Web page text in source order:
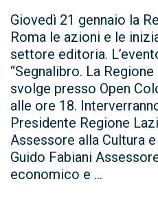
Giovedì 21 gennaio la
Roma le azioni e le
settore editoria.
“Segnalibro. La
svolge presso Open
alle ore 18.
Presidente Regione
Assessore alla Cultura
Guido Fabiani
economico e ...